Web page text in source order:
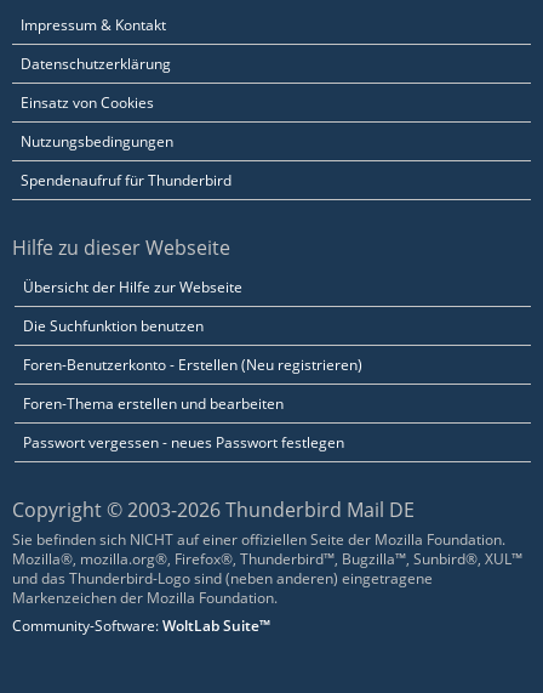
Impressum & Kontakt
Datenschutzerklärung
Einsatz von Cookies
Nutzungsbedingungen
Spendenaufruf für Thunderbird
Hilfe zu dieser Webseite
Übersicht der Hilfe zur Webseite
Die Suchfunktion benutzen
Foren-Benutzerkonto - Erstellen (Neu registrieren)
Foren-Thema erstellen und bearbeiten
Passwort vergessen - neues Passwort festlegen
Copyright © 2003-2026 Thunderbird Mail DE
Sie befinden sich NICHT auf einer offiziellen Seite der Mozilla Foundation.
Mozilla®, mozilla.org®, Firefox®, Thunderbird™, Bugzilla™, Sunbird®, XUL™
und das Thunderbird-Logo sind (neben anderen) eingetragene
Markenzeichen der Mozilla Foundation.
Community-Software:WoltLab Suite™